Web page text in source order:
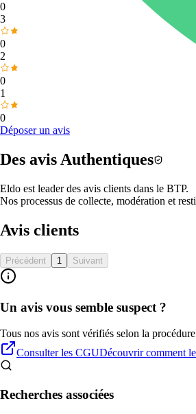
0
3
0
2
0
1
0
Déposer un avis
Des avis Authentiques
Eldo est leader des avis clients dans le BTP.
Nos processus de collecte, modération et
Avis clients
Précédent 1 Suivant
Un avis vous semble suspect ?
Tous nos avis sont vérifiés selon la
Consulter les CGUDécouvrir comment
Recherches associées